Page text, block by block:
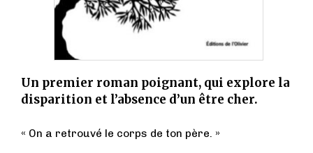
Un premier roman poignant, qui explore la
disparition et l’absence d’un être cher.
« On a retrouvé le corps de ton père. »